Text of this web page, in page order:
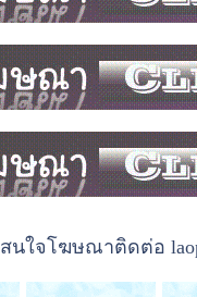
สนใจโฆษณาติดต่อ